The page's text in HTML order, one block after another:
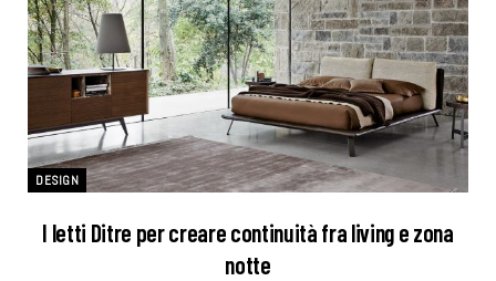
DESIGN
I letti Ditre per creare continuità fra living e zona
notte